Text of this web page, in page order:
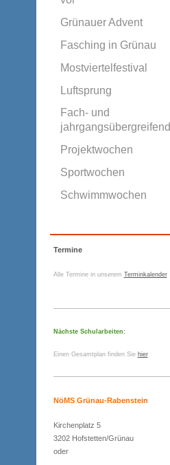
Grünauer Advent
Fasching in Grünau
Mostviertelfestival
Luftsprung
Fach- und
jahrgangsübergreifend
Projektwochen
Sportwochen
Schwimmwochen
Termine
Alle Termine in unserem Terminkalender
Nächste Schularbeiten:
Einen Gesamtplan finden Sie hier
NöMS Grünau-Rabenstein
Kirchenplatz 5
3202 Hofstetten/Grünau
oder